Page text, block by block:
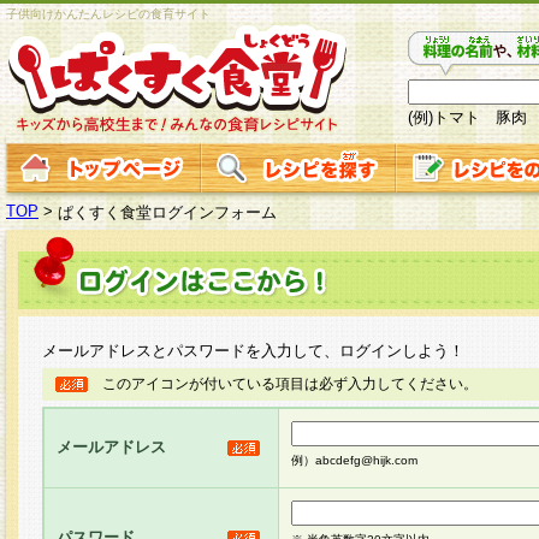
子供向けかんたんレシピの食育サイト
(例)トマト 豚肉
TOP > ぱくすく食堂ログインフォーム
メールアドレスとパスワードを入力して、ログインしよう！
このアイコンが付いている項目は必ず入力してください。
メールアドレス
例）abcdefg@hijk.com